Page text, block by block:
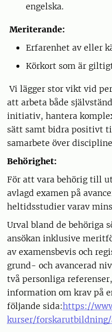
engelska.
Meriterande:
Erfarenhet av eller
Körkort som är
Vi lägger stor vikt vid
att arbeta både
initiativ, hantera
sätt samt bidra positivt
samarbete över
Behörighet:
För att vara behörig till
avlagd examen på
heltidsstudier varav
Urval bland de behöriga
ansökan inklusive
av examensbevis och
grund- och avancerad
två personliga
information om krav på
följande sida:https://
kurser/